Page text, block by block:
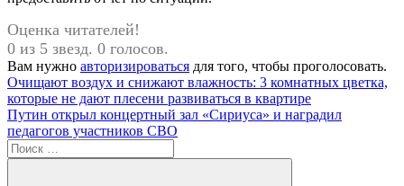
Оценка читателей!
0 из 5 звезд. 0 голосов.
Вам нужно авторизироваться для того, чтобы проголосовать.
Навигация
по
записям
Предыдущая
запись:
Очищают воздух и снижают влажность: 3 комнатных цветка,
которые не дают плесени развиваться в квартире
Следующая
запись:
Путин открыл концертный зал «Сириуса» и наградил
педагогов участников СВО
Поиск
для: